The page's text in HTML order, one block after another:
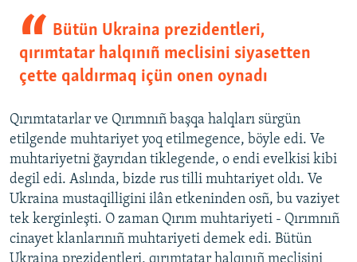
Bütün Ukraina prezidentleri,
qırımtatar halqınıñ meclisini siyasetten
çette qaldırmaq içün onen oynadı
Qırımtatarlar ve Qırımnıñ başqa halqları sürgün
etilgende muhtariyet yoq etilmegence, böyle edi. Ve
muhtariyetni ğayrıdan tiklegende, o endi evelkisi kibi
degil edi. Aslında, bizde rus tilli muhtariyet oldı. Ve
Ukraina mustaqilligini ilân etkeninden osñ, bu vaziyet
tek kerginleşti. O zaman Qırım muhtariyeti - Qırımnıñ
cinayet klanlarınıñ muhtariyeti demek edi. Bütün
Ukraina prezidentleri, qırımtatar halqınıñ meclisini